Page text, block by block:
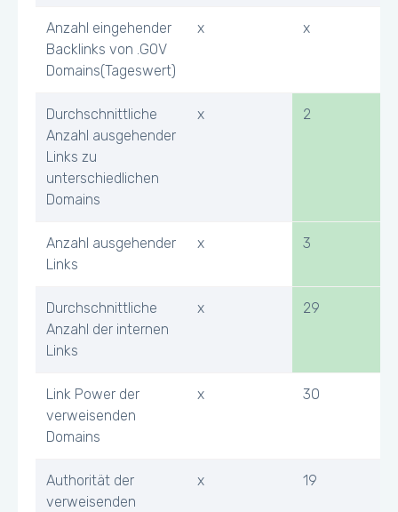
Anzahl eingehender
Backlinks von .GOV
Domains(Tageswert)
x x
Durchschnittliche
Anzahl ausgehender
Links zu
unterschiedlichen
Domains
x 2
Anzahl ausgehender
Links
x 3
Durchschnittliche
Anzahl der internen
Links
x 29
Link Power der
verweisenden
Domains
x 30
Authorität der
verweisenden
x 19